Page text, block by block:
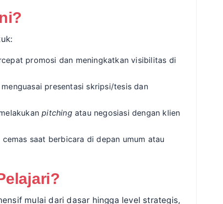
promosi dan meningkatkan visibilitas di
presentasi skripsi/tesis dan
pitchingatau negosiasi dengan klien
saat berbicara di depan umum atau
mulai dari dasar hingga level strategis,